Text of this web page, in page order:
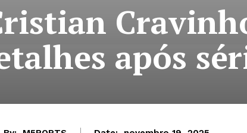
após